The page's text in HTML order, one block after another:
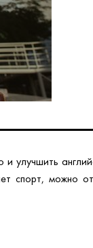
улучшить
можно